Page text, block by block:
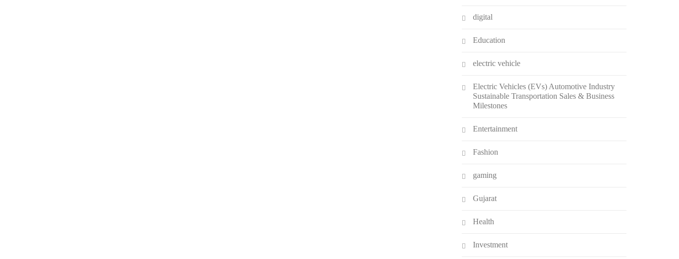
digital
Education
electric vehicle
Electric Vehicles (EVs) Automotive Industry
Sustainable Transportation Sales & Business
Milestones
Entertainment
Fashion
gaming
Gujarat
Health
Investment